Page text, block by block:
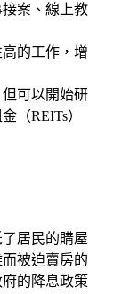
案、線上教
的工作，增
可以開始研
（REITs）
居民的購屋
被迫賣房的
的降息政策